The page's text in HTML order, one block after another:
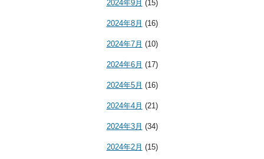
2024年9月 (15)
2024年8月 (16)
2024年7月 (10)
2024年6月 (17)
2024年5月 (16)
2024年4月 (21)
2024年3月 (34)
2024年2月 (15)